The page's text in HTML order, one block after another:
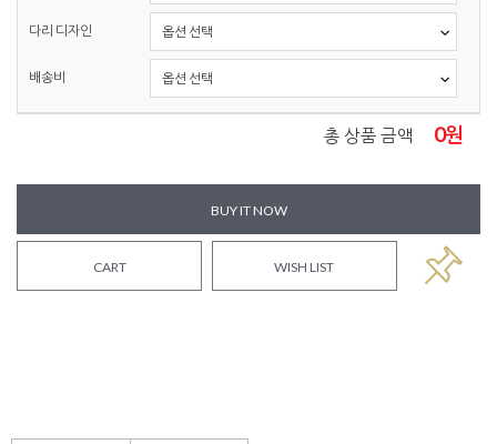
다리 디자인
배송비
총 상품 금액 0원
BUY IT NOW
CART WISH LIST